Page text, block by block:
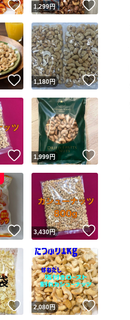
ユーザーの実績について
いいね！
1,299円
いいね！
1,180円 いいね！
いいね！
1,999円 いいね！
いいね！
3,430円
いいね！
2,080円 いいね！